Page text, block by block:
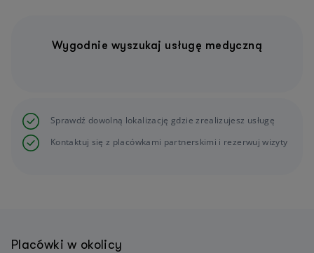
Wygodnie wyszukaj usługę medyczną
Sprawdź dowolną lokalizację gdzie zrealizujesz usługę
Kontaktuj się z placówkami partnerskimi i rezerwuj wizyty
Placówki w okolicy